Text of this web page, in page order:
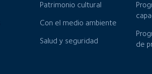
Patrimonio cultural
Con el medio ambiente
Salud y seguridad
de